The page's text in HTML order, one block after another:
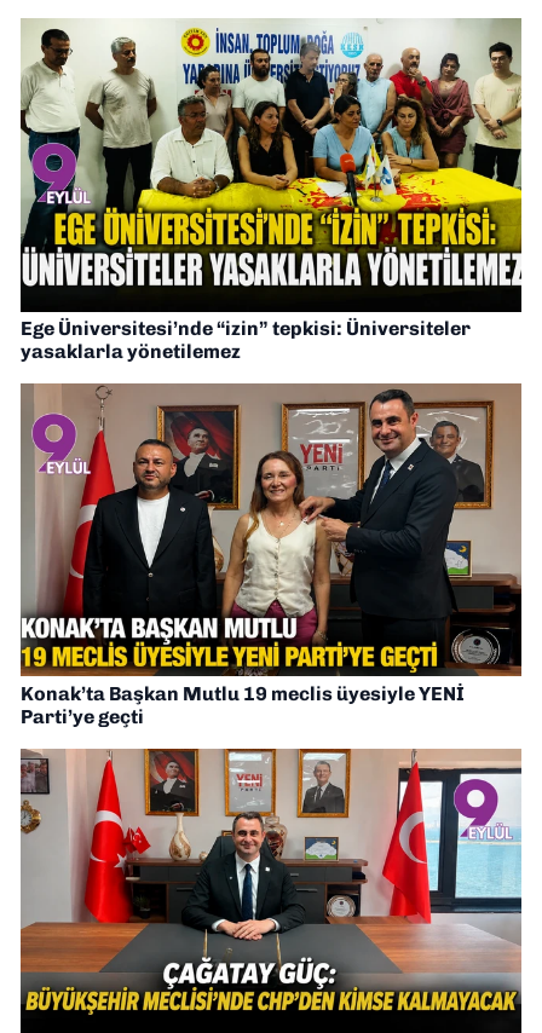
Ege Üniversitesi’nde “izin” tepkisi: Üniversiteler
yasaklarla yönetilemez
Konak’ta Başkan Mutlu 19 meclis üyesiyle YENİ
Parti’ye geçti